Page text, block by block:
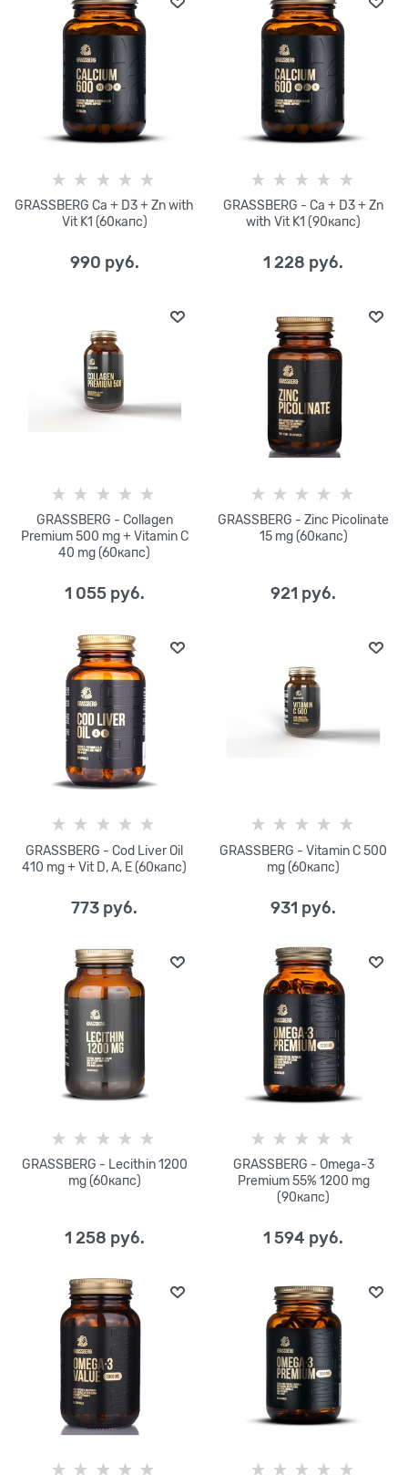
GRASSBERG Ca + D3 + Zn with
Vit K1 (60капс)
990 руб.
GRASSBERG - Ca + D3 + Zn
with Vit K1 (90капс)
1 228 руб.
GRASSBERG - Collagen
Premium 500 mg + Vitamin C
40 mg (60капс)
1 055 руб.
GRASSBERG - Zinc Picolinate
15 mg (60капс)
921 руб.
GRASSBERG - Cod Liver Oil
410 mg + Vit D, A, E (60капс)
773 руб.
GRASSBERG - Vitamin C 500
mg (60капс)
931 руб.
GRASSBERG - Lecithin 1200
mg (60капс)
1 258 руб.
GRASSBERG - Omega-3
Premium 55% 1200 mg
(90капс)
1 594 руб.